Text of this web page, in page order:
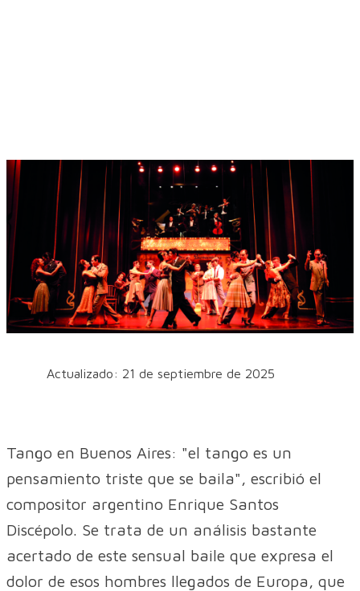
Actualizado: 21 de septiembre de 2025
Tango en Buenos Aires: "el tango es un
pensamiento triste que se baila", escribió el
compositor argentino Enrique Santos
Discépolo. Se trata de un análisis bastante
acertado de este sensual baile que expresa el
dolor de esos hombres llegados de Europa, que